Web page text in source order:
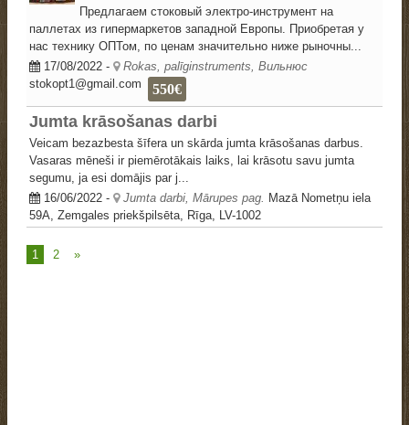
Предлагаем стоковый электро-инструмент на
паллетах из гипермаркетов западной Европы. Приобретая у
нас технику ОПТом, по ценам значительно ниже рыночны...
17/08/2022-
Rokas, palīginstruments, Вильнюс
stokopt1@gmail.com
550€
Jumta krāsošanas darbi
Veicam bezazbesta šīfera un skārda jumta krāsošanas darbus.
Vasaras mēneši ir piemērotākais laiks, lai krāsotu savu jumta
segumu, ja esi domājis par j...
16/06/2022- Jumta darbi, Mārupes pag.
Mazā Nometņu iela
59A, Zemgales priekšpilsēta, Rīga, LV-1002
1 2 »